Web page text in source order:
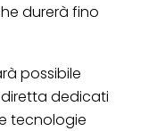
durerà fino
possibile
dedicati
tecnologie